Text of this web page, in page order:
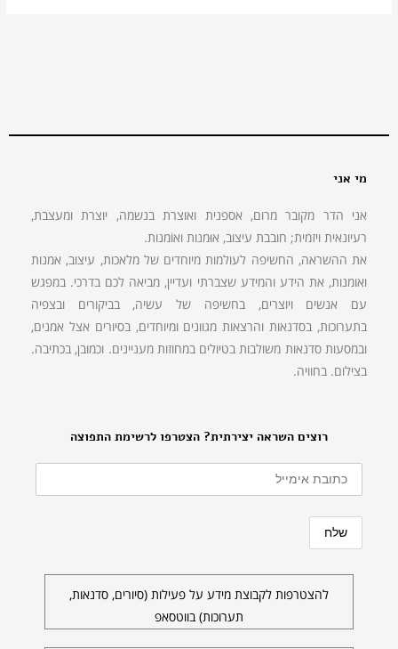
רוצים השראה יצירתית? הצטרפו לרשימת התפוצה
להצטרפות לקבוצת מידע על פעילות (סיורים, סדנאות,
תערוכות) בווטסאפ
מי אני
אני הדר מקובר מרום, אספנית ואוצרת בנשמה, יוצרת ומעצבת,
רעיונאית ויזמית; חובבת עיצוב, אוּמנות ואוֹמנות.
את ההשראה, החשיפה לעולמות מיוחדים של מלאכות, עיצוב, אמנות
ואומנות, את הידע והמידע שצברתי ועדיין, מביאה לכם בדרכי. במפגש
עם אנשים ויוצרים, בחשיפה של עשיה, בביקורים ובצפיה
בתערוכות, בסדנאות והרצאות מגוונים ומיוחדים, בסיורים אצל אמנים,
ובמסעות סדנאות משולבות בטיולים במחוזות מעניינים. וכמובן, בכתיבה.
בצילום. בחוויה.